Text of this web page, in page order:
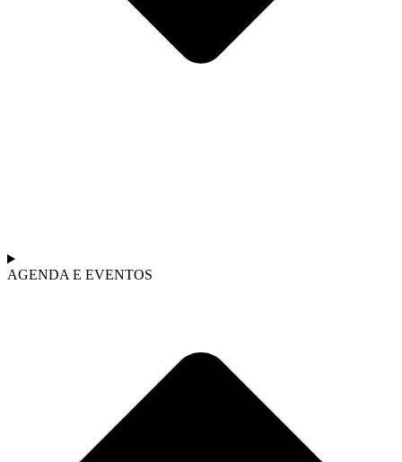
AGENDA E EVENTOS